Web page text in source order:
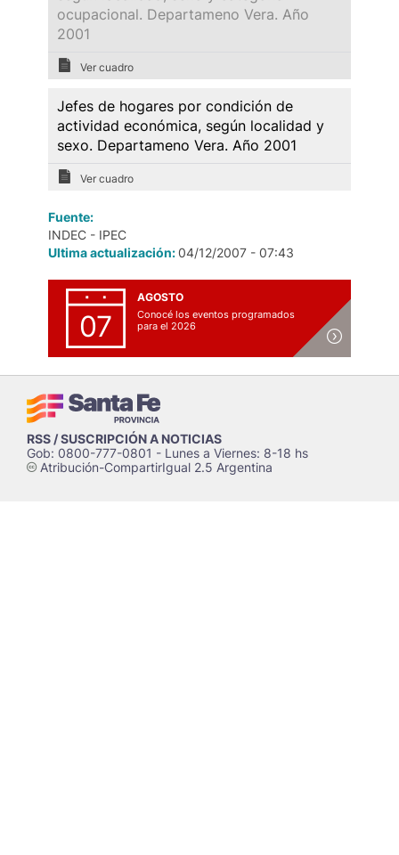
ocupacional. Departameno Vera. Año
2001
Ver cuadro
Jefes de hogares por condición de
actividad económica, según localidad y
sexo. Departameno Vera. Año 2001
Ver cuadro
Fuente:
INDEC - IPEC
Ultima actualización:04/12/2007 - 07:43
07
AGOSTO
Conocé los eventos programados
para el 2026
RSS / SUSCRIPCIÓN A NOTICIAS
Gob: 0800-777-0801 - Lunes a Viernes: 8-18 hs
cAtribución-CompartirIgual 2.5 Argentina